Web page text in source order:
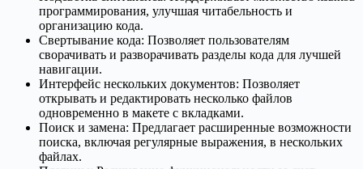
программирования, улучшая читабельность и
организацию кода.
Свертывание кода: Позволяет пользователям
сворачивать и разворачивать разделы кода для лучшей
навигации.
Интерфейс нескольких документов: Позволяет
открывать и редактировать несколько файлов
одновременно в макете с вкладками.
Поиск и замена: Предлагает расширенные возможности
поиска, включая регулярные выражения, в нескольких
файлах.